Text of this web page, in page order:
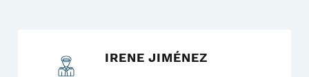
IRENE JIMÉNEZ